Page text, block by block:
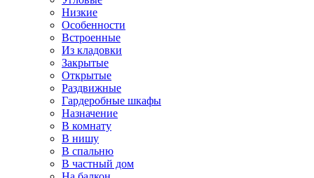
Низкие
Особенности
Встроенные
Из кладовки
Закрытые
Открытые
Раздвижные
Гардеробные шкафы
Назначение
В комнату
В нишу
В спальню
В частный дом